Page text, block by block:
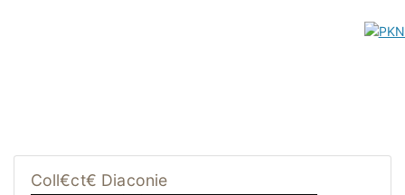
Coll€ct€ Diaconie